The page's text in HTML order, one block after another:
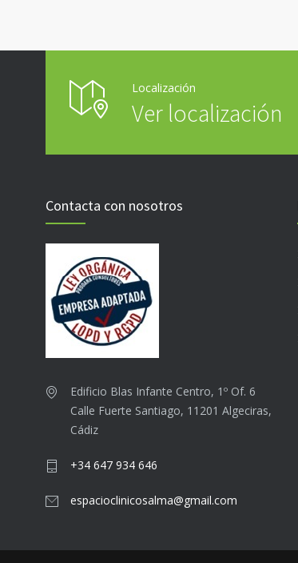
Localización
Ver localización
Contacta con nosotros
Edificio Blas Infante Centro, 1º Of. 6
Calle Fuerte Santiago, 11201 Algeciras,
Cádiz
+34 647 934 646
espacioclinicosalma@gmail.com